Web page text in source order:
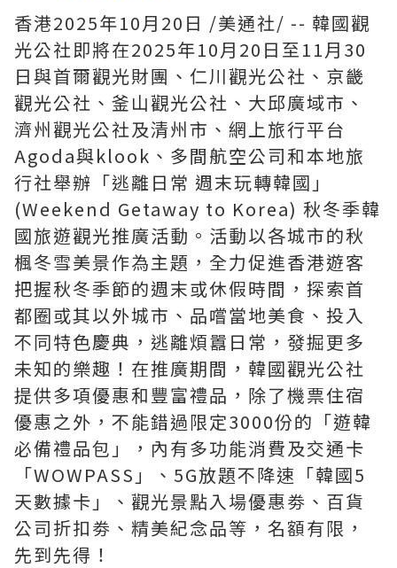
香港2025年10月20日 /美通社/ -- 韓國觀
光公社即將在2025年10月20日至11月30
日與首爾觀光財團、仁川觀光公社、京畿
觀光公社、釜山觀光公社、大邱廣域市、
濟州觀光公社及清州市、網上旅行平台
Agoda與klook、多間航空公司和本地旅
行社舉辦「逃離日常 週末玩轉韓國」
(Weekend Getaway to Korea) 秋冬季韓
國旅遊觀光推廣活動。活動以各城市的秋
楓冬雪美景作為主題，全力促進香港遊客
把握秋冬季節的週末或休假時間，探索首
都圈或其以外城市、品嚐當地美食、投入
不同特色慶典，逃離煩囂日常，發掘更多
未知的樂趣！在推廣期間，韓國觀光公社
提供多項優惠和豐富禮品，除了機票住宿
優惠之外，不能錯過限定3000份的「遊韓
必備禮品包」，內有多功能消費及交通卡
「WOWPASS」、5G放題不降速「韓國5
天數據卡」、觀光景點入場優惠劵、百貨
公司折扣劵、精美紀念品等，名額有限，
先到先得！